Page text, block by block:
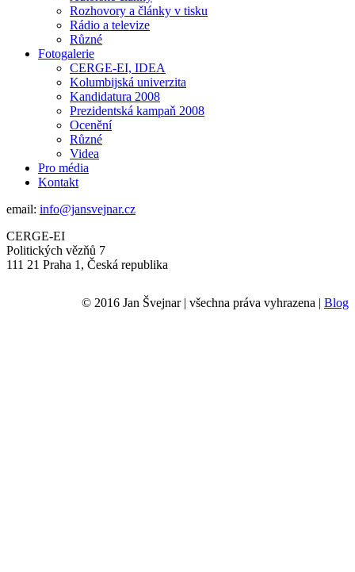
Rozhovory a články v tisku
Rádio a televize
Různé
Fotogalerie
CERGE-EI, IDEA
Kolumbijská univerzita
Kandidatura 2008
Prezidentská kampaň 2008
Ocenění
Různé
Videa
Pro média
Kontakt
email: info@jansvejnar.cz
CERGE-EI
Politických vězňů 7
111 21 Praha 1, Česká republika
© 2016 Jan Švejnar | všechna práva vyhrazena | Blog